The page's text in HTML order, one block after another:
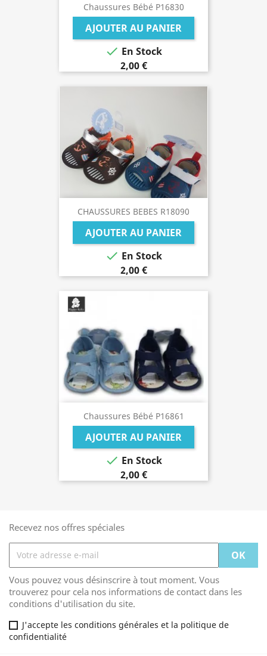
Chaussures Bébé P16830
AJOUTER AU PANIER
 En Stock
2,00 €
CHAUSSURES BEBES R18090
AJOUTER AU PANIER
 En Stock
2,00 €
Chaussures Bébé P16861
AJOUTER AU PANIER
 En Stock
2,00 €
Recevez nos offres spéciales
Vous pouvez vous désinscrire à tout moment. Vous
trouverez pour cela nos informations de contact dans les
conditions d'utilisation du site.
J'accepte les conditions générales et la politique de
confidentialité